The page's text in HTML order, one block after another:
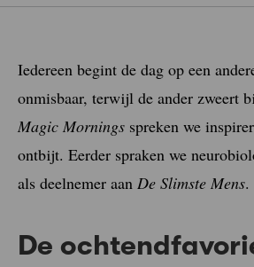
Iedereen begint de dag op een
onmisbaar, terwijl de ander zweert
Magic Mornings spreken we
ontbijt. Eerder spraken we
als deelnemer aan De Slimste Mens.
De